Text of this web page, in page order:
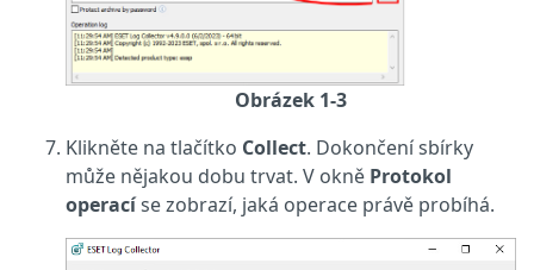
Obrázek 1-3
Klikněte na tlačítko Collect. Dokončení sbírky
může nějakou dobu trvat. V okně Protokol
operacíse zobrazí, jaká operace právě probíhá.